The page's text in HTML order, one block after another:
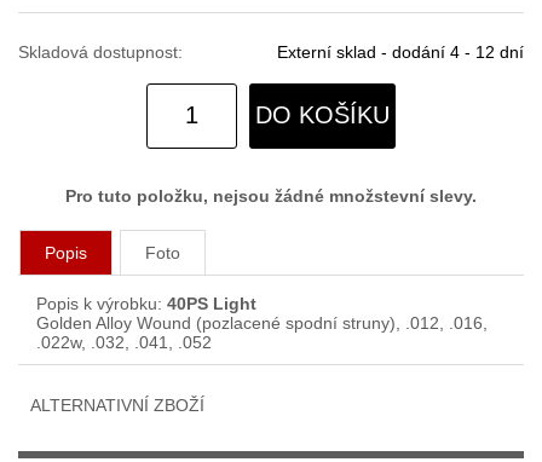
Skladová dostupnost: Externí sklad - dodání 4 - 12 dní
DO KOŠÍKU
Pro tuto položku, nejsou žádné množstevní slevy.
Popis Foto
Popis k výrobku: 40PS Light
Golden Alloy Wound (pozlacené spodní struny), .012, .016,
.022w, .032, .041, .052
ALTERNATIVNÍ ZBOŽÍ